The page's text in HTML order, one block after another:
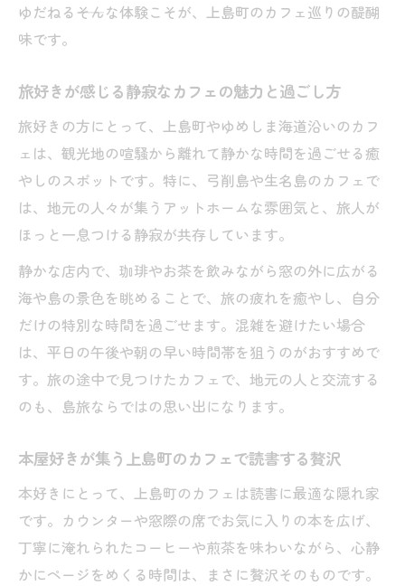
自家焙煎の香りと本に包まれる島のカフェ体験
旅好きが惹かれる自家焙煎カフェでの読書
体験
島カフェで感じる珈琲の香りと静かな島時
間
本屋好きが集う自家焙煎カフェの選び方
ゆめしま珈琲焙煎所で味わう特別なカフェ
時間
弓削島や生名島で味わう特別な一杯の過ごし方
弓削島カフェで旅好きが楽しむ特別な珈琲
時間
生名島カフェ巡りで味わう島の個性とおす
弓削島ランチとカフェで叶える充実の島旅
本屋好き必見の生名島カフェで読書時間を
満喫
カフェを拠点に弓削島生名島の魅力を深掘
り
ゆだねる――そんな体験こそが、上島町のカフェ巡りの醍醐
味です。
旅好きが感じる静寂なカフェの魅力と過ごし方
旅好きの方にとって、上島町やゆめしま海道沿いのカフ
ェは、観光地の喧騒から離れて静かな時間を過ごせる癒
やしのスポットです。特に、弓削島や生名島のカフェで
は、地元の人々が集うアットホームな雰囲気と、旅人が
ほっと一息つける静寂が共存しています。
静かな店内で、珈琲やお茶を飲みながら窓の外に広がる
海や島の景色を眺めることで、旅の疲れを癒やし、自分
だけの特別な時間を過ごせます。混雑を避けたい場合
は、平日の午後や朝の早い時間帯を狙うのがおすすめで
す。旅の途中で見つけたカフェで、地元の人と交流する
のも、島旅ならではの思い出になります。
本屋好きが集う上島町のカフェで読書する贅沢
本好きにとって、上島町のカフェは読書に最適な隠れ家
です。カウンターや窓際の席でお気に入りの本を広げ、
丁寧に淹れられたコーヒーや煎茶を味わいながら、心静
かにページをめくる時間は、まさに贅沢そのものです。